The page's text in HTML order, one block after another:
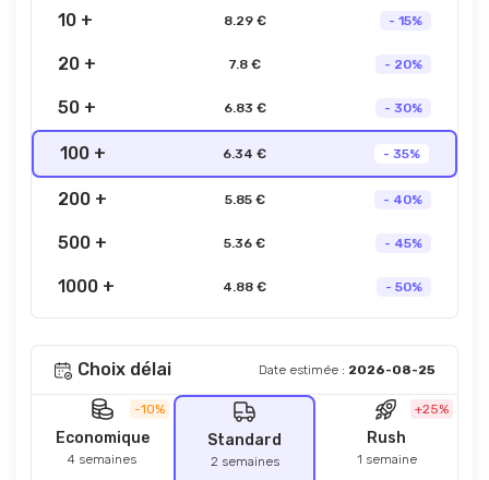
10 + 8.29 € - 15%
20 + 7.8 € - 20%
50 + 6.83 € - 30%
100 + 6.34 € - 35%
200 + 5.85 € - 40%
500 + 5.36 € - 45%
1000 + 4.88 € - 50%
Choix délai Date estimée : 2026-08-25
-10%
Economique
4 semaines
Standard
2 semaines
+25%
Rush
1 semaine